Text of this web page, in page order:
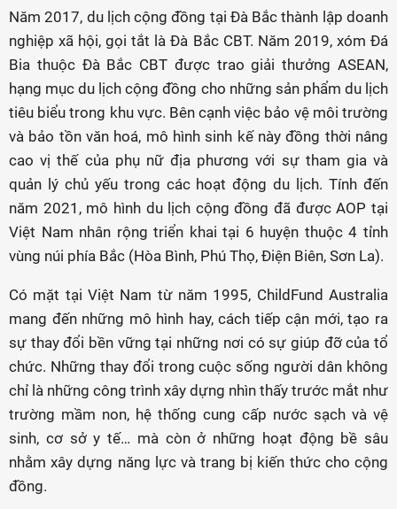
Năm 2017, du lịch cộng đồng tại Đà Bắc thành lập doanh
nghiệp xã hội, gọi tắt là Đà Bắc CBT. Năm 2019, xóm Đá
Bia thuộc Đà Bắc CBT được trao giải thưởng ASEAN,
hạng mục du lịch cộng đồng cho những sản phẩm du lịch
tiêu biểu trong khu vực. Bên cạnh việc bảo vệ môi trường
và bảo tồn văn hoá, mô hình sinh kế này đồng thời nâng
cao vị thế của phụ nữ địa phương với sự tham gia và
quản lý chủ yếu trong các hoạt động du lịch. Tính đến
năm 2021, mô hình du lịch cộng đồng đã được AOP tại
Việt Nam nhân rộng triển khai tại 6 huyện thuộc 4 tỉnh
vùng núi phía Bắc (Hòa Bình, Phú Thọ, Điện Biên, Sơn La).
Có mặt tại Việt Nam từ năm 1995, ChildFund Australia
mang đến những mô hình hay, cách tiếp cận mới, tạo ra
sự thay đổi bền vững tại những nơi có sự giúp đỡ của tổ
chức. Những thay đổi trong cuộc sống người dân không
chỉ là những công trình xây dựng nhìn thấy trước mắt như
trường mầm non, hệ thống cung cấp nước sạch và vệ
sinh, cơ sở y tế… mà còn ở những hoạt động bề sâu
nhằm xây dựng năng lực và trang bị kiến thức cho cộng
đồng.